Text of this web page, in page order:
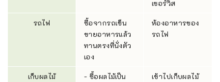
เซอร์วิส
รถไฟ
ซื้อจากรถเข็น
ขายอาหารแล้ว
ทานตรงที่นั่งตัว
เอง
ห้องอาหารของ
รถไฟ
เก็บผลไม้
- ซื้อผลไม้เป็น
เข้าไปเก็บผลไม้